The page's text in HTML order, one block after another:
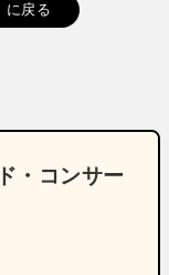
に戻る
・コンサー